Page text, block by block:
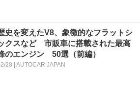
史を変えたV8、象徴的なフラットシ
クスなど 市販車に搭載された最高
のエンジン 50選（前編）
28 | AUTOCAR JAPAN